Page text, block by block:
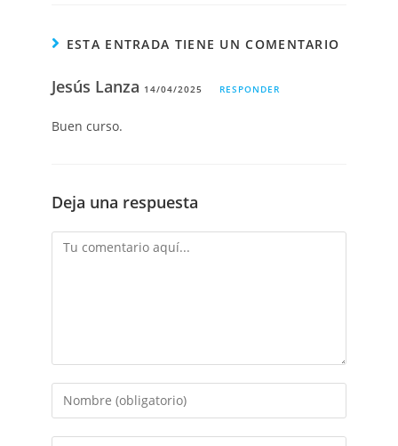
ESTA ENTRADA TIENE UN COMENTARIO
Jesús Lanza 14/04/2025 RESPONDER
Buen curso.
Deja una respuesta